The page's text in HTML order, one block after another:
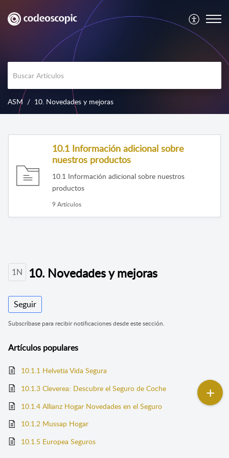
ASM 10. Novedades y mejoras
10.1 Información adicional sobre
nuestros productos
10.1 Información adicional sobre nuestros
productos
9 Artículos
1N 10. Novedades y mejoras
Seguir
Subscríbase para recibir notificaciones desde este sección.
Artículos populares
10.1.1 Helvetia Vida Segura
10.1.3 Cleverea: Descubre el Seguro de Coche
10.1.4 Allianz Hogar Novedades en el Seguro
10.1.2 Mussap Hogar
10.1.5 Europea Seguros